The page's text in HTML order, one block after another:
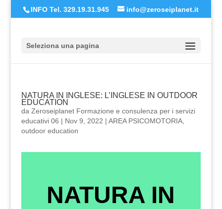
INFO Tel. 329.19.31.945 info@zeroseiplanet.it
Seleziona una pagina
NATURA IN INGLESE: L’INGLESE IN OUTDOOR
EDUCATION
da Zeroseiplanet Formazione e consulenza per i servizi
educativi 06 | Nov 9, 2022 | AREA PSICOMOTORIA,
outdoor education
NATURA IN